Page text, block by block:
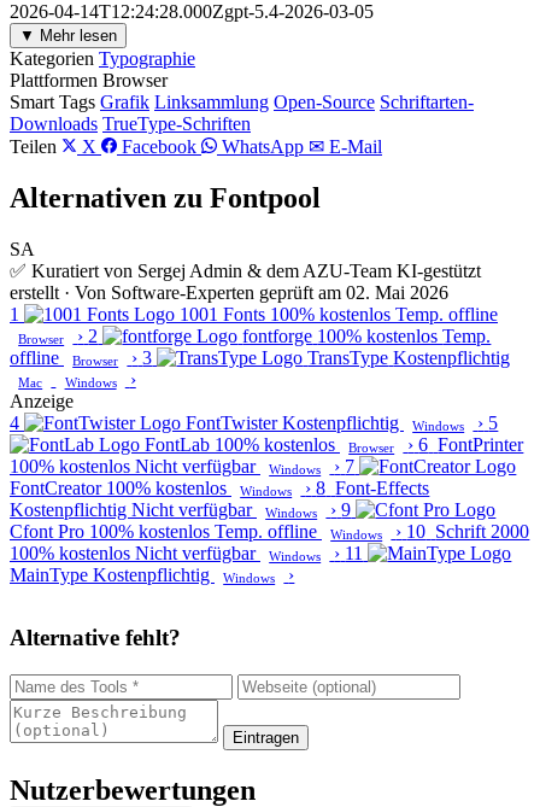
2026-04-14T12:24:28.000Zgpt-5.4-2026-03-05
▼ Mehr lesen
Kategorien Typographie
Plattformen Browser
Smart Tags Grafik Linksammlung Open-Source Schriftarten-
Downloads TrueType-Schriften
Teilen
X Facebook WhatsApp ✉ E-Mail
Alternativen zu Fontpool
SA
✅ Kuratiert von Sergej Admin & dem AZU-Team KI-gestützt
erstellt · Von Software-Experten geprüft am 02. Mai 2026
1
1001 Fonts 100% kostenlos Temp. offline
Browser › 2 fontforge 100% kostenlosTemp.
offline
Browser › 3 TransType Kostenpflichtig
Mac Windows
›
Anzeige
4
FontTwister Kostenpflichtig Windows › 5
FontLab 100% kostenlos Browser › 6 FontPrinter
100% kostenlos Nicht verfügbar Windows › 7
FontCreator 100% kostenlos Windows › 8 Font-Effects
Kostenpflichtig Nicht verfügbar Windows › 9
Cfont Pro 100% kostenlos Temp. offline Windows › 10 Schrift 2000
100% kostenlos Nicht verfügbar Windows › 11
MainType Kostenpflichtig Windows ›
Alternative fehlt?
Eintragen
Nutzerbewertungen